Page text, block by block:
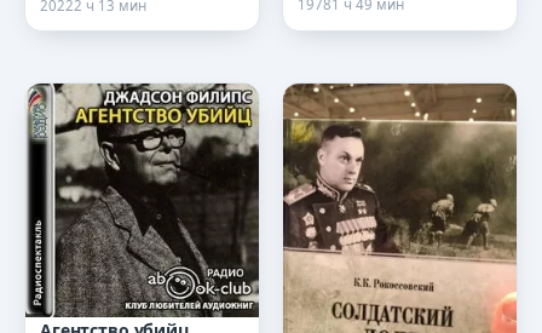
20222 ч 13 мин 19781 ч 49 мин